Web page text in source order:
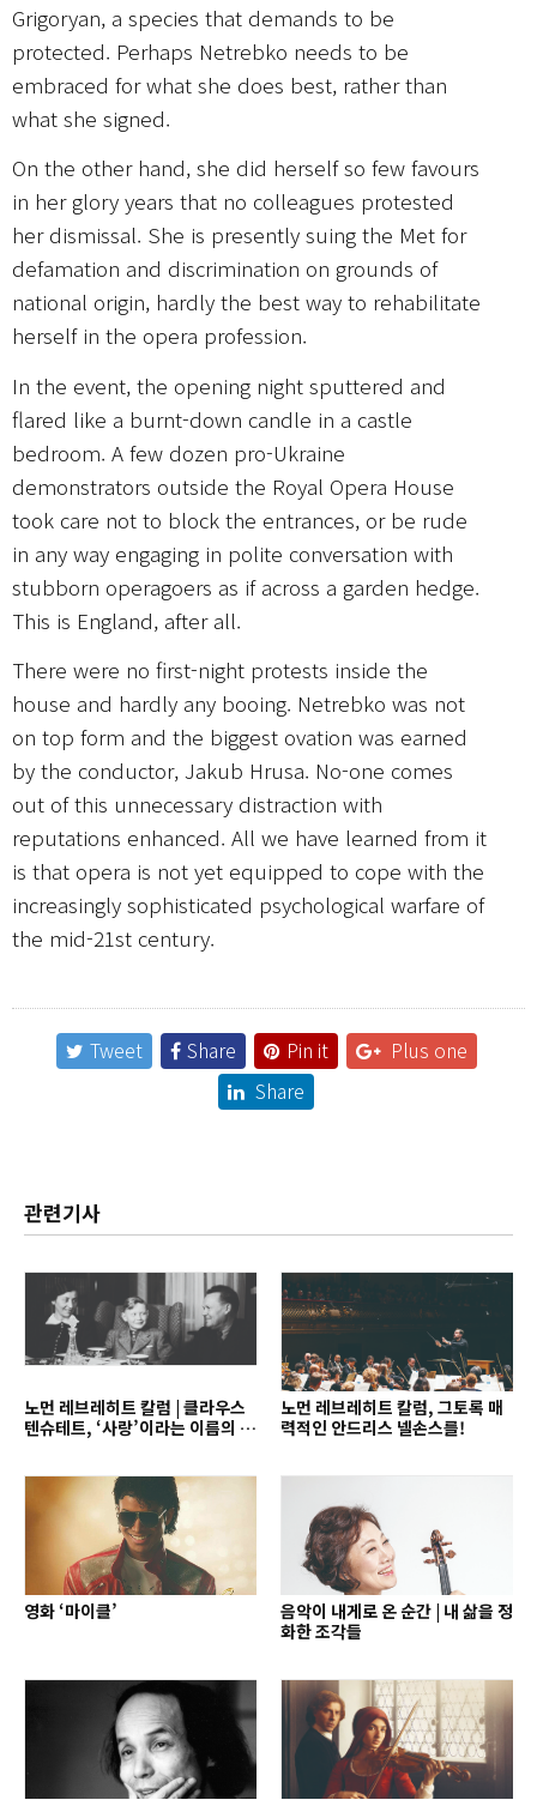
Grigoryan, a species that demands to be
protected. Perhaps Netrebko needs to be
embraced for what she does best, rather than
what she signed.
On the other hand, she did herself so few favours
in her glory years that no colleagues protested
her dismissal. She is presently suing the Met for
defamation and discrimination on grounds of
national origin, hardly the best way to rehabilitate
herself in the opera profession.
In the event, the opening night sputtered and
flared like a burnt-down candle in a castle
bedroom. A few dozen pro-Ukraine
demonstrators outside the Royal Opera House
took care not to block the entrances, or be rude
in any way engaging in polite conversation with
stubborn operagoers as if across a garden hedge.
This is England, after all.
There were no first-night protests inside the
house and hardly any booing. Netrebko was not
on top form and the biggest ovation was earned
by the conductor, Jakub Hrusa. No-one comes
out of this unnecessary distraction with
reputations enhanced. All we have learned from it
is that opera is not yet equipped to cope with the
increasingly sophisticated psychological warfare of
the mid-21st century.
Tweet Share Pin it
Plus one
Share
관련기사
노먼 레브레히트 칼럼 | 클라우스
텐슈테트, ‘사랑’이라는 이름의 지
노먼 레브레히트 칼럼, 그토록 매
력적인 안드리스 넬손스를!
영화 ‘마이클’
음악이 내게로 온 순간 | 내 삶을 정
화한 조각들